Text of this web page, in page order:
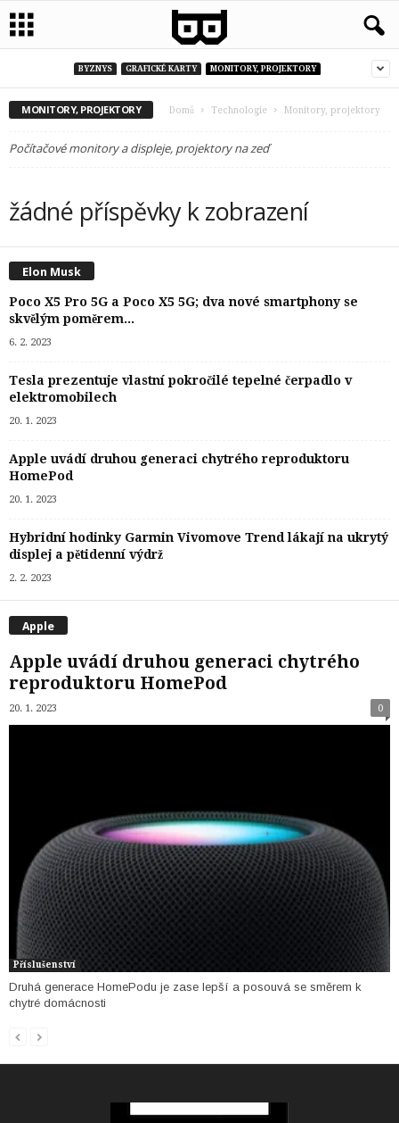
BYZNYS GRAFICKÉ KARTY MONITORY, PROJEKTORY
MONITORY, PROJEKTORY Domů Technologie Monitory, projektory
Počítačové monitory a displeje, projektory na zeď
žádné příspěvky k zobrazení
Elon Musk
Poco X5 Pro 5G a Poco X5 5G; dva nové smartphony se
skvělým poměrem...
6. 2. 2023
Tesla prezentuje vlastní pokročilé tepelné čerpadlo v
elektromobilech
20. 1. 2023
Apple uvádí druhou generaci chytrého reproduktoru
HomePod
20. 1. 2023
Hybridní hodinky Garmin Vivomove Trend lákají na ukrytý
displej a pětidenní výdrž
2. 2. 2023
Apple
Apple uvádí druhou generaci chytrého
reproduktoru HomePod
20. 1. 2023 0
Příslušenství
Druhá generace HomePodu je zase lepší a posouvá se směrem k
chytré domácnosti